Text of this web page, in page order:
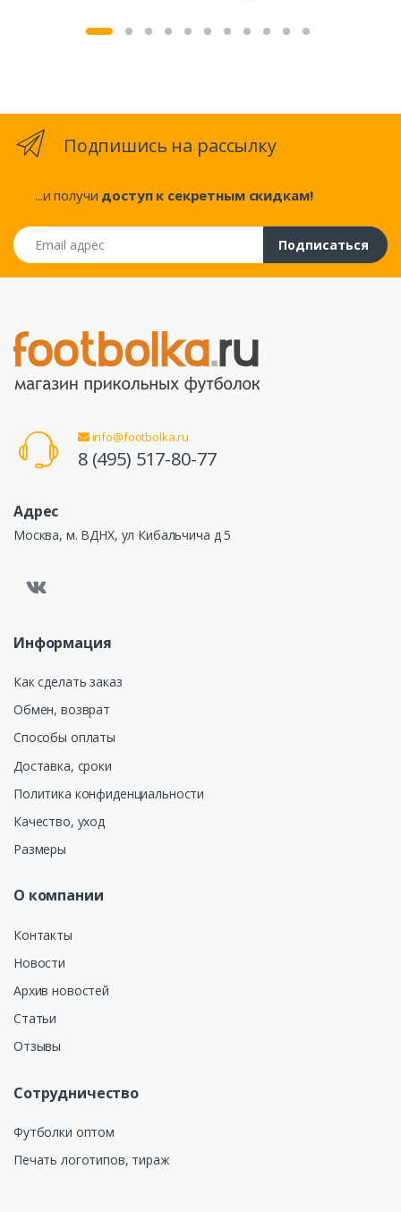
Подпишись на рассылку
...и получи доступ к секретным скидкам!
Email адрес
Подписаться
info@footbolka.ru
8 (495) 517-80-77
Адрес
Москва, м. ВДНХ, ул Кибальчича д 5
Информация
Как сделать заказ
Обмен, возврат
Способы оплаты
Доставка, сроки
Политика конфиденциальности
Качество, уход
Размеры
О компании
Контакты
Новости
Архив новостей
Статьи
Отзывы
Сотрудничество
Футболки оптом
Печать логотипов, тираж